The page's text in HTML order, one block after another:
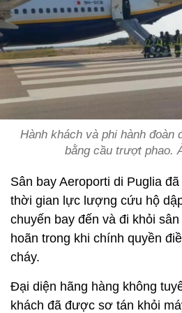
Hành khách và phi hành đoàn
bằng cầu trượt phao.
Sân bay Aeroporti di Puglia
thời gian lực lượng cứu hộ
chuyến bay đến và đi khỏi
hoãn trong khi chính quyền
cháy.
Đại diện hãng hàng không
khách đã được sơ tán khỏi